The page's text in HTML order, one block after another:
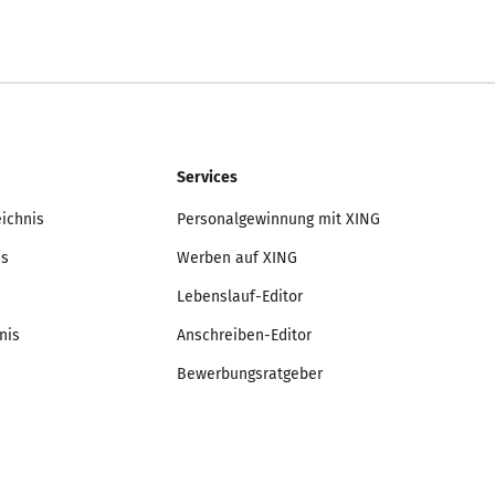
Services
Personalgewinnung mit XING
Werben auf XING
Lebenslauf-Editor
Anschreiben-Editor
Bewerbungsratgeber